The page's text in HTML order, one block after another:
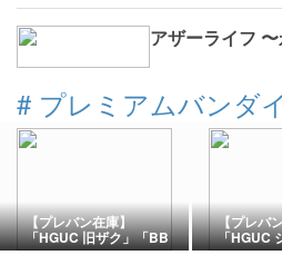
アザーライフ
# プレミアムバンダイ
【プレバン在庫】
「HGUC 旧ザク」「BB
戦士 キュベレイ トリプル
【プレバ
「HGUC
ール隊仕